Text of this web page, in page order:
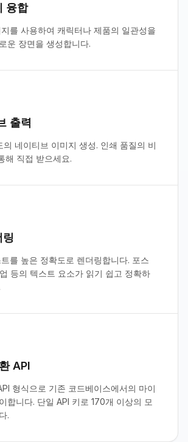
융합
를 사용하여 캐릭터나 제품의 일관성을
운 장면을 생성합니다.
출력
의 네이티브 이미지 생성. 인쇄 품질의 비
해 직접 받으세요.
를 높은 정확도로 렌더링합니다. 포스
등의 텍스트 요소가 읽기 쉽고 정확하
API
형식으로 기존 코드베이스에서의 마이
합니다. 단일 API 키로 170개 이상의 모
.